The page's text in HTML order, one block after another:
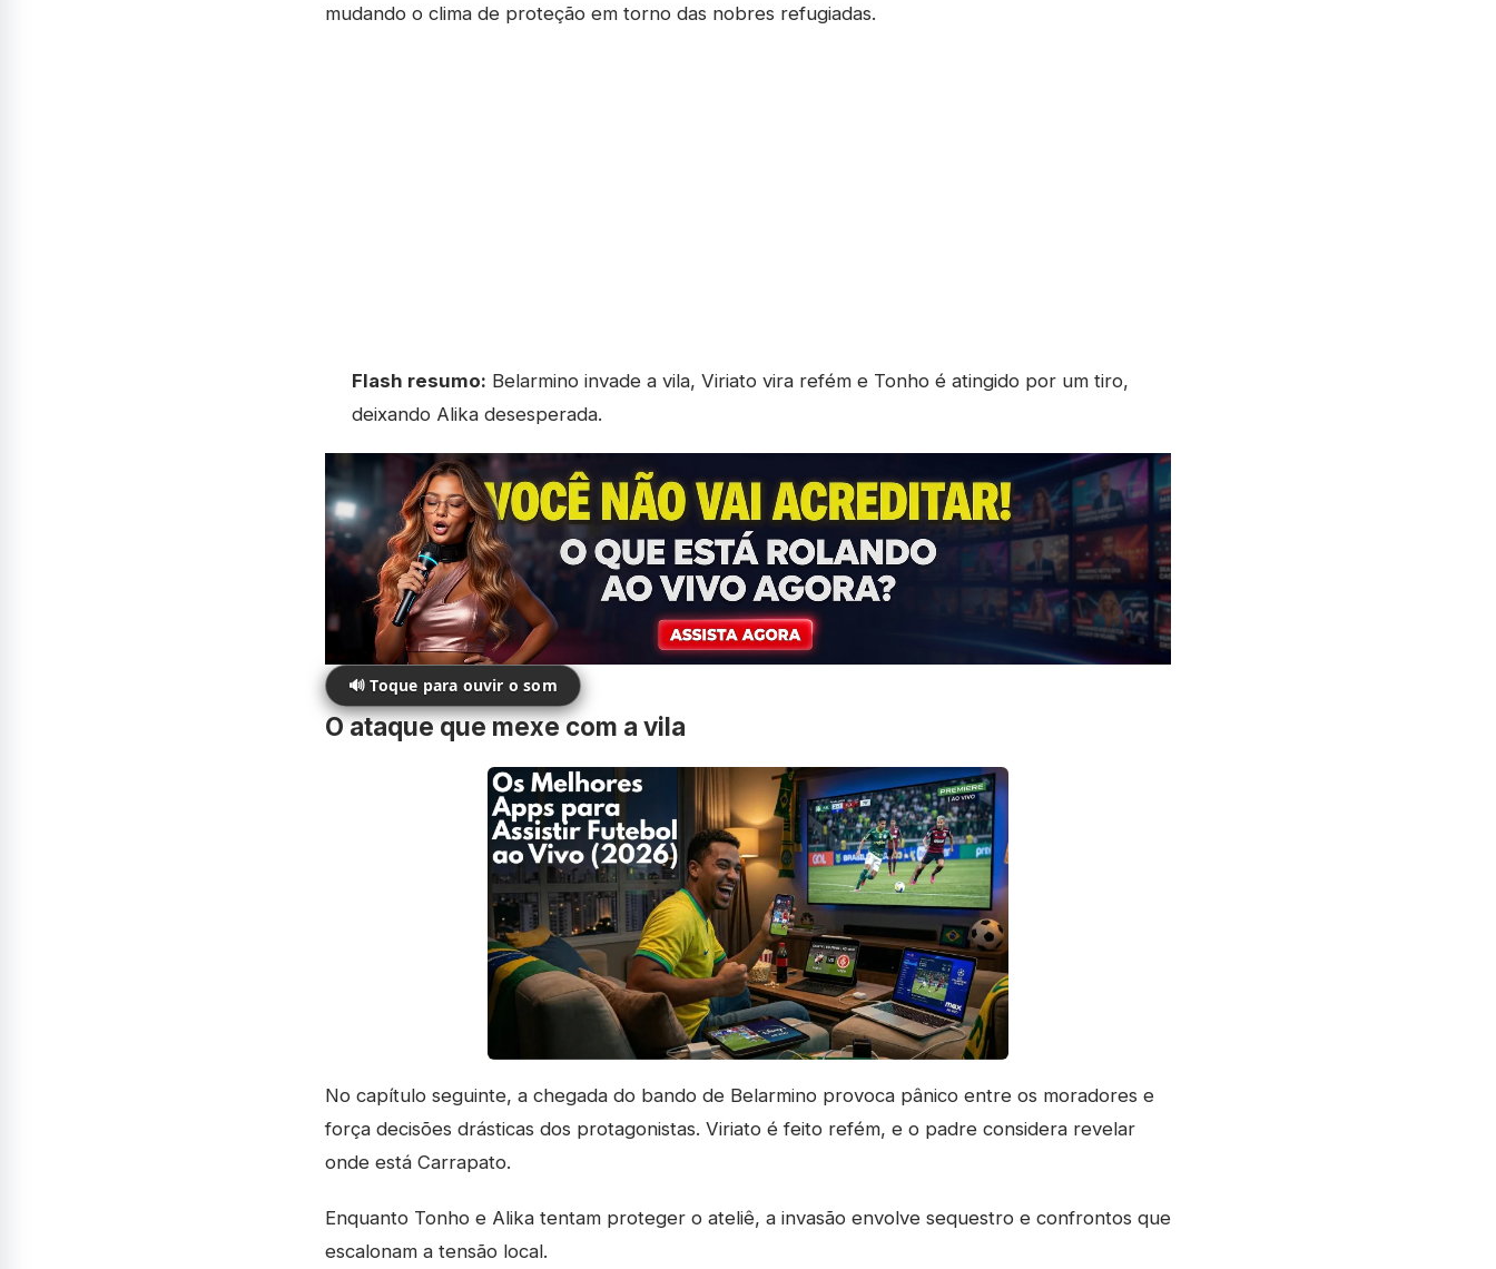
mudando o clima de proteção em torno das nobres refugiadas.
Flash resumo: Belarmino invade a vila, Viriato vira refém e Tonho é atingido por um tiro,
deixando Alika desesperada.
🔊 Toque para ouvir o som
O ataque que mexe com a vila
No capítulo seguinte, a chegada do bando de Belarmino provoca pânico entre os moradores e
força decisões drásticas dos protagonistas. Viriato é feito refém, e o padre considera revelar
onde está Carrapato.
Enquanto Tonho e Alika tentam proteger o ateliê, a invasão envolve sequestro e confrontos que
escalonam a tensão local.